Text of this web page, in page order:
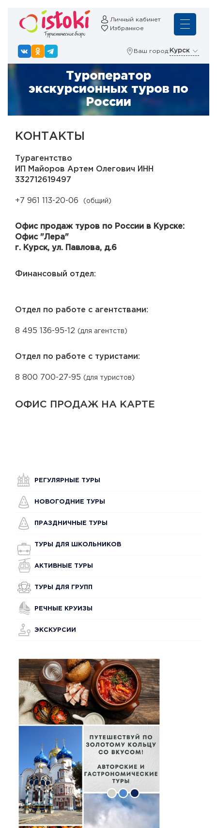
Личный кабинет
Избранное
Ваш город: Курск
Туроператор
экскурсионных туров по
России
РЕГУЛЯРНЫЕ ТУРЫ
НОВОГОДНИЕ ТУРЫ
ПРАЗДНИЧНЫЕ ТУРЫ
ТУРЫ ДЛЯ ШКОЛЬНИКОВ
АКТИВНЫЕ ТУРЫ
ТУРЫ ДЛЯ ГРУПП
РЕЧНЫЕ КРУИЗЫ
ЭКСКУРСИИ
КОНТАКТЫ
Турагентство
ИП Майоров Артем Олегович ИНН
332712619497
+7 961 113-20-06 (общий)
Офис продаж туров по России в Курске:
Офис "Лера"
г. Курск, ул. Павлова, д.6
Финансовый отдел:
Отдел по работе с агентствами:
8 495 136-95-12 (для агентств)
Отдел по работе с туристами:
8 800 700-27-95 (для туристов)
ОФИС ПРОДАЖ НА КАРТЕ